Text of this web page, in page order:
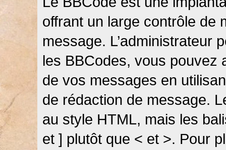
offrant un large contrôle de
message. L’administrateur
les BBCodes, vous pouvez
de vos messages en
de rédaction de message.
au style HTML, mais les
et ] plutôt que < et >. Pour